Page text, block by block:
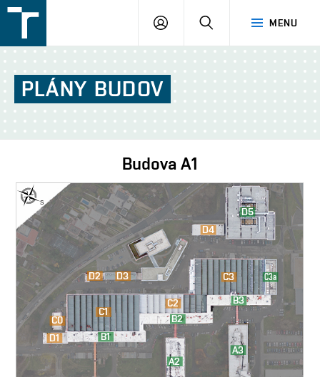
v
Brně
MENU
PŘIHLÁŠENÍ
PLÁNY BUDOV
Budova A1